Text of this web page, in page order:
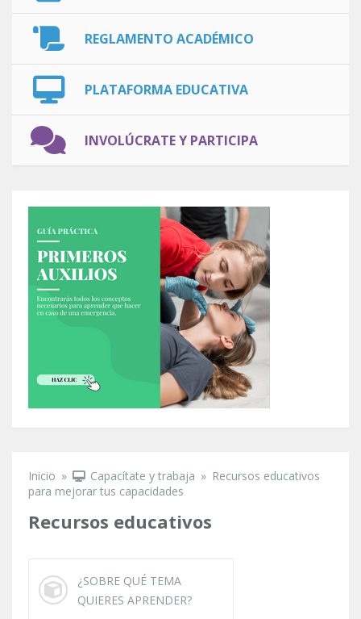
REGLAMENTO ACADÉMICO
PLATAFORMA EDUCATIVA
INVOLÚCRATE Y PARTICIPA
Se encuentra usted aquí
Inicio » Capacítate y trabaja » Recursos educativos
para mejorar tus capacidades
Recursos educativos
¿SOBRE QUÉ TEMA
QUIERES APRENDER?